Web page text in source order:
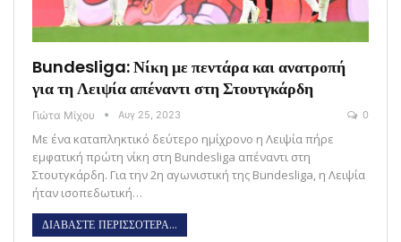
Bundesliga: Νίκη με πεντάρα και ανατροπή
για τη Λειψία απέναντι στη Στουτγκάρδη
Γιώτα Μίχου Αυγ 25, 2023 0
Με ένα καταπληκτικό δεύτερο ημίχρονο η Λειψία πήρε
εμφατική πρώτη νίκη στη Bundesliga απέναντι στη
Στουτγκάρδη. Για την 2η αγωνιστική της Bundesliga, η Λειψία
ήταν ισοπεδωτική…
ΔΙΑΒΑΣΤΕ ΠΕΡΙΣΣΟΤΕΡΑ...